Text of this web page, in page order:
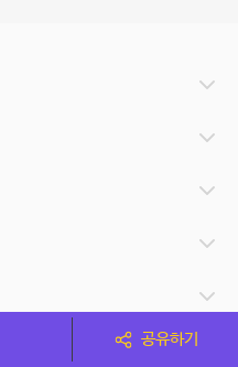
공유하기